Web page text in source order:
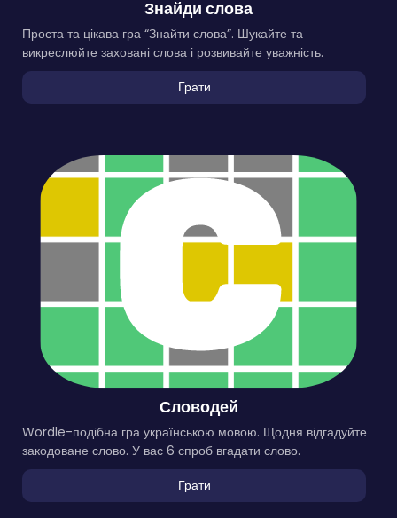
Знайди слова
Проста та цікава гра “Знайти слова”. Шукайте та
викреслюйте заховані слова і розвивайте уважність.
Грати
Словодей
Wordle-подібна гра українською мовою. Щодня відгадуйте
закодоване слово. У вас 6 спроб вгадати слово.
Грати